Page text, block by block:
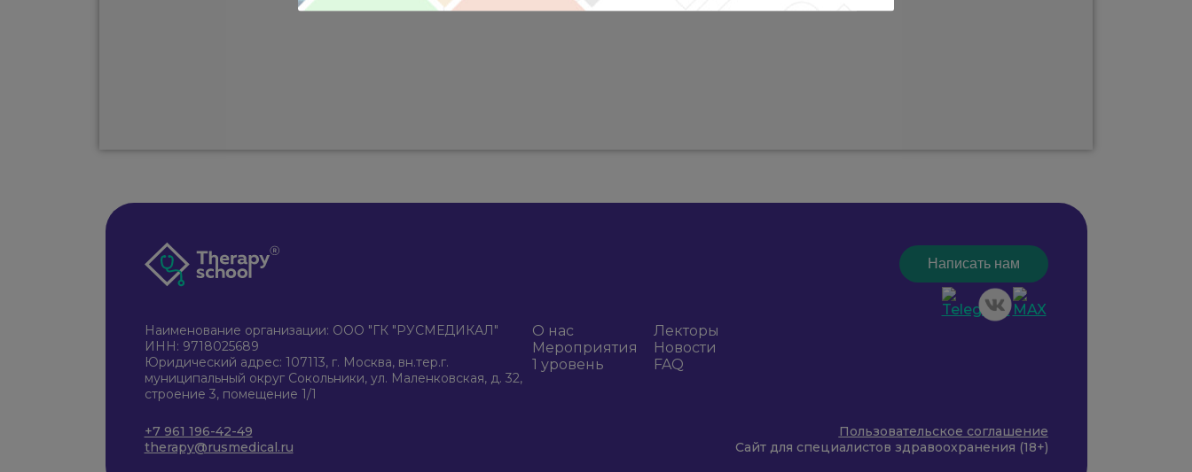
Написать нам
Наименование организации: ООО "ГК "РУСМЕДИКАЛ"
ИНН: 9718025689
Юридический адрес: 107113, г. Москва, вн.тер.г.
муниципальный округ Сокольники, ул. Маленковская, д. 32,
строение 3, помещение 1/1
+7 961 196-42-49
therapy@rusmedical.ru
О нас
Мероприятия
1 уровень
Лекторы
Новости
FAQ
Пользовательское соглашение
Сайт для специалистов здравоохранения (18+)